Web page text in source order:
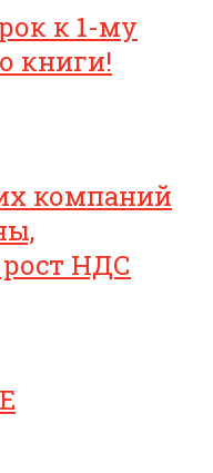
к 1-му
книги!
компаний
НДС